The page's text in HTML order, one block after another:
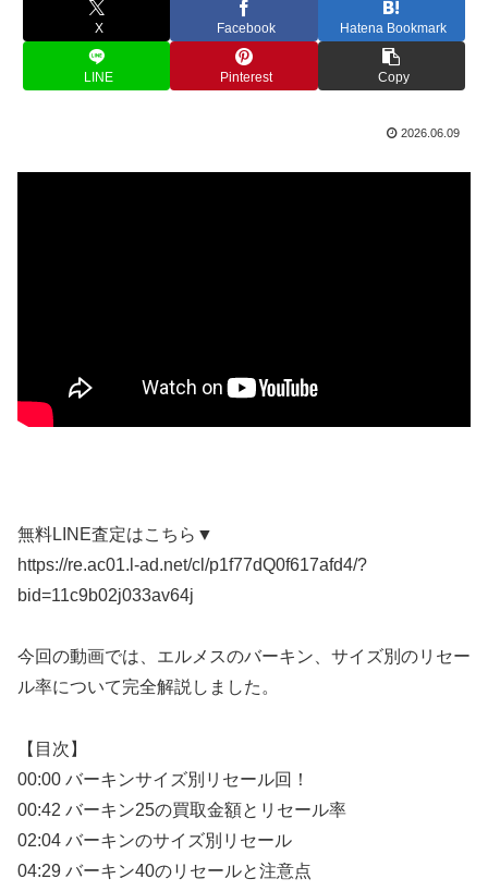
X Facebook Hatena Bookmark
LINE Pinterest Copy
2026.06.09
無料LINE査定はこちら▼
https://re.ac01.l-ad.net/cl/p1f77dQ0f617afd4/?
bid=11c9b02j033av64j
今回の動画では、エルメスのバーキン、サイズ別のリセー
ル率について完全解説しました。
【目次】
00:00 バーキンサイズ別リセール回！
00:42 バーキン25の買取金額とリセール率
02:04 バーキンのサイズ別リセール
04:29 バーキン40のリセールと注意点